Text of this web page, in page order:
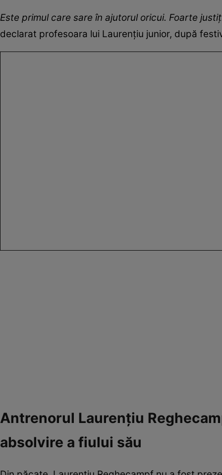
Este primul care sare în ajutorul oricui. Foarte
declarat profesoara lui Laurențiu junior, după
Antrenorul Laurențiu
absolvire a fiului său